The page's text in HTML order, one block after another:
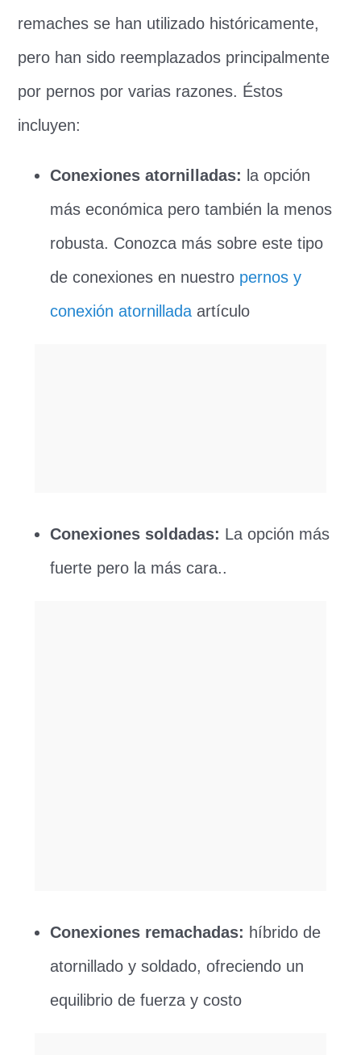
remaches se han utilizado históricamente,
pero han sido reemplazados principalmente
por pernos por varias razones. Éstos
incluyen:
Conexiones atornilladas: la opción
más económica pero también la menos
robusta. Conozca más sobre este tipo
de conexiones en nuestro pernos y
conexión atornillada artículo
Conexiones soldadas: La opción más
fuerte pero la más cara..
Conexiones remachadas: híbrido de
atornillado y soldado, ofreciendo un
equilibrio de fuerza y ​​costo